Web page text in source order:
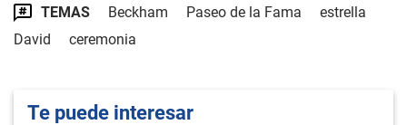
TEMAS Beckham Paseo de la Fama
estrella
David
ceremonia
Te puede interesar